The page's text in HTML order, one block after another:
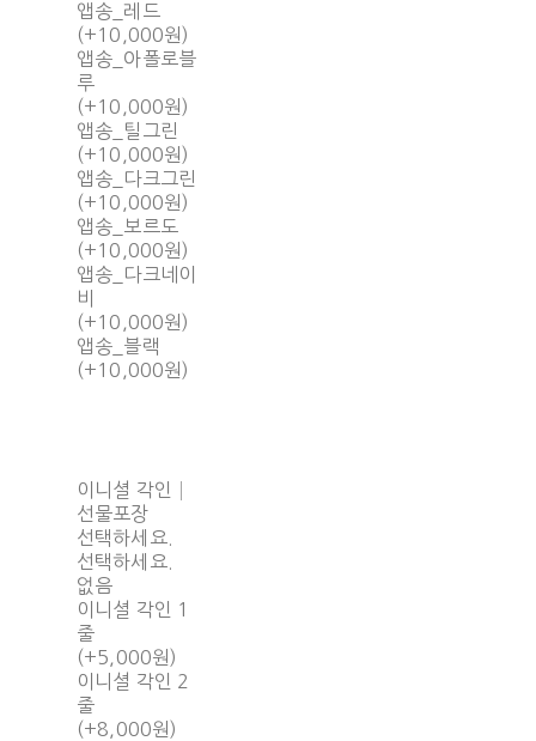
앱송_레드
(+10,000원)
앱송_아폴로블
루
(+10,000원)
앱송_틸그린
(+10,000원)
앱송_다크그린
(+10,000원)
앱송_보르도
(+10,000원)
앱송_다크네이
비
(+10,000원)
앱송_블랙
(+10,000원)
이니셜 각인│
선물포장
선택하세요.
선택하세요.
없음
이니셜 각인 1
줄
(+5,000원)
이니셜 각인 2
줄
(+8,000원)